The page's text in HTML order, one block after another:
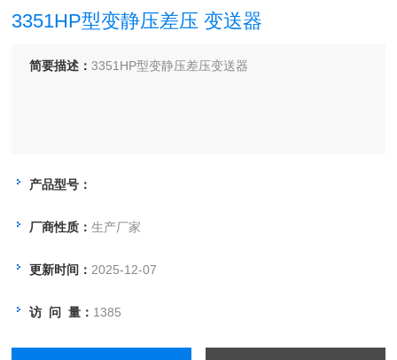
3351HP型变静压差压 变送器
简要描述：3351HP型变静压差压变送器
产品型号：
厂商性质：生产厂家
更新时间： 2025-12-07
访 问 量： 1385